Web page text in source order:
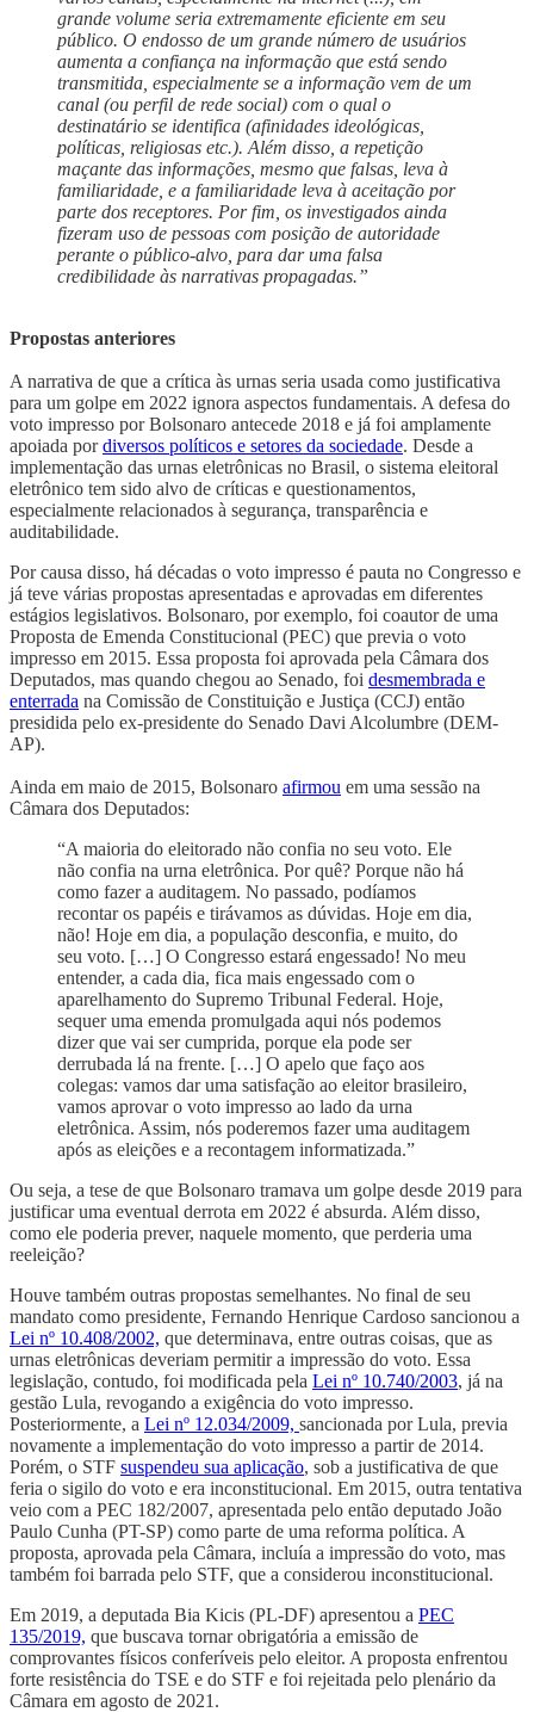
grande volume seria extremamente eficiente em seu
público. O endosso de um grande número de usuários
aumenta a confiança na informação que está sendo
transmitida, especialmente se a informação vem de um
canal (ou perfil de rede social) com o qual o
destinatário se identifica (afinidades ideológicas,
políticas, religiosas etc.). Além disso, a repetição
maçante das informações, mesmo que falsas, leva à
familiaridade, e a familiaridade leva à aceitação por
parte dos receptores. Por fim, os investigados ainda
fizeram uso de pessoas com posição de autoridade
perante o público-alvo, para dar uma falsa
credibilidade às narrativas propagadas.”
Propostas anteriores
A narrativa de que a crítica às urnas seria usada como justificativa
para um golpe em 2022 ignora aspectos fundamentais. A defesa do
voto impresso por Bolsonaro antecede 2018 e já foi amplamente
apoiada pordiversos políticos e setores da sociedade. Desde a
implementação das urnas eletrônicas no Brasil, o sistema eleitoral
eletrônico tem sido alvo de críticas e questionamentos,
especialmente relacionados à segurança, transparência e
auditabilidade.
Por causa disso, há décadas o voto impresso é pauta no Congresso e
já teve várias propostas apresentadas e aprovadas em diferentes
estágios legislativos. Bolsonaro, por exemplo, foi coautor de uma
Proposta de Emenda Constitucional (PEC) que previa o voto
impresso em 2015. Essa proposta foi aprovada pela Câmara dos
Deputados, mas quando chegou ao Senado, foi desmembrada e
enterrada na Comissão de Constituição e Justiça (CCJ) então
presidida pelo ex-presidente do Senado Davi Alcolumbre (DEM-
AP).
Ainda em maio de 2015, Bolsonaro afirmou em uma sessão na
Câmara dos Deputados:
“A maioria do eleitorado não confia no seu voto. Ele
não confia na urna eletrônica. Por quê? Porque não há
como fazer a auditagem. No passado, podíamos
recontar os papéis e tirávamos as dúvidas. Hoje em dia,
não! Hoje em dia, a população desconfia, e muito, do
seu voto. […] O Congresso estará engessado! No meu
entender, a cada dia, fica mais engessado com o
aparelhamento do Supremo Tribunal Federal. Hoje,
sequer uma emenda promulgada aqui nós podemos
dizer que vai ser cumprida, porque ela pode ser
derrubada lá na frente. […] O apelo que faço aos
colegas: vamos dar uma satisfação ao eleitor brasileiro,
vamos aprovar o voto impresso ao lado da urna
eletrônica. Assim, nós poderemos fazer uma auditagem
após as eleições e a recontagem informatizada.”
Ou seja, a tese de que Bolsonaro tramava um golpe desde 2019 para
justificar uma eventual derrota em 2022 é absurda. Além disso,
como ele poderia prever, naquele momento, que perderia uma
reeleição?
Houve também outras propostas semelhantes. No final de seu
mandato como presidente, Fernando Henrique Cardoso sancionou a
Lei nº 10.408/2002, que determinava, entre outras coisas, que as
urnas eletrônicas deveriam permitir a impressão do voto. Essa
legislação, contudo, foi modificada pela Lei nº 10.740/2003, já na
gestão Lula, revogando a exigência do voto impresso.
Posteriormente, a Lei nº 12.034/2009, sancionada por Lula, previa
novamente a implementação do voto impresso a partir de 2014.
Porém, o STF suspendeu sua aplicação, sob a justificativa de que
feria o sigilo do voto e era inconstitucional. Em 2015, outra tentativa
veio com a PEC 182/2007, apresentada pelo então deputado João
Paulo Cunha (PT-SP) como parte de uma reforma política. A
proposta, aprovada pela Câmara, incluía a impressão do voto, mas
também foi barrada pelo STF, que a considerou inconstitucional.
Em 2019, a deputada Bia Kicis (PL-DF) apresentou a PEC
135/2019, que buscava tornar obrigatória a emissão de
comprovantes físicos conferíveis pelo eleitor. A proposta enfrentou
forte resistência do TSE e do STF e foi rejeitada pelo plenário da
Câmara em agosto de 2021.